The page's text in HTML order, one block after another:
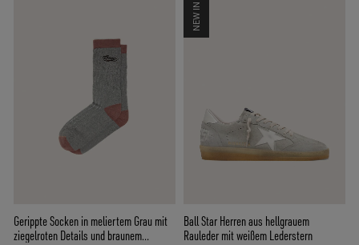
Gerippte Socken in meliertem Grau mit
ziegelroten Details und braunem
NEW IN
Ball Star Herren aus hellgrauem
Rauleder mit weißem Lederstern